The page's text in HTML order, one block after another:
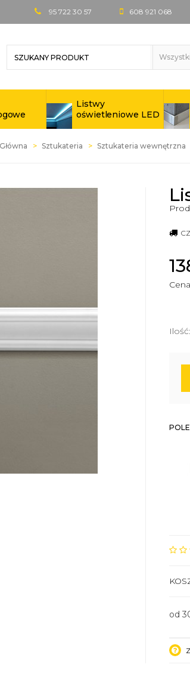
95 722 30 57 608 921 068
Listwy
oświetleniowe LED
Sztukateria Sztukateria wewnętrzna
Ilość:
od